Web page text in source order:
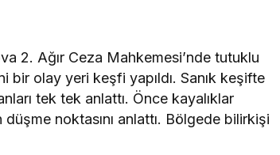
2. Ağır Ceza Mahkemesi’nde tutuklu
bir olay yeri keşfi yapıldı. Sanık keşifte
tek tek anlattı. Önce kayalıklar
noktasını anlattı. Bölgede bilirkişi